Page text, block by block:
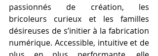
passionnés de création, les
bricoleurs curieux et les familles
désireuses de s’initier à la fabrication
numérique. Accessible, intuitive et de